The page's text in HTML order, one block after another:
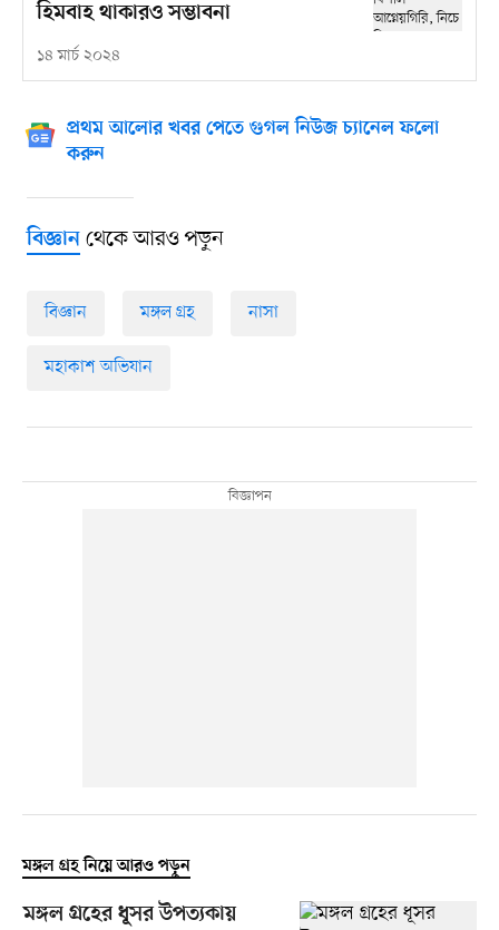
হিমবাহ থাকারও সম্ভাবনা
১৪ মার্চ ২০২৪
প্রথম আলোর খবর পেতে গুগল নিউজ চ্যানেল ফলো
করুন
বিজ্ঞানথেকে আরও পড়ুন
বিজ্ঞান মঙ্গল গ্রহ নাসা
মহাকাশ অভিযান
মঙ্গল গ্রহ নিয়ে আরও পড়ুন
মঙ্গল গ্রহের ধূসর উপত্যকায়